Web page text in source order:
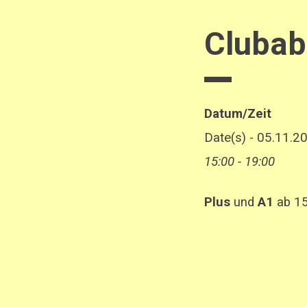
Datum/Zeit
Date(s) -
15:00 - 19:00
PlusundA1 ab